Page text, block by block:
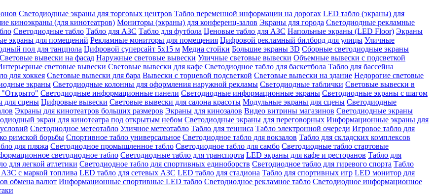
Светодиодные экраны для торговых центров Табло переменной информации на дорогах LED табло (экраны) для
киноэкраны (для кинотеатров) Мониторы (экраны) для конференц-залов Экраны для города Светодиодные рекламные
Светодиодные табло Табло для АЗС Табло для футбола Ценовые табло для АЗС Напольные экраны (LED Floor) Экраны
экраны для помещений Рекламные мониторы для помещения Цифровой рекламный билборд для улицы Уличные
пол для танцпола Цифровой суперсайт 5х15 м Медиа стойки Большие экраны 3D Сборные светодиодные экраны
Световые вывески на фасад Наружные световые вывески Уличные световые вывески Объемные вывески с подсветкой
световые вывески Световые вывески для кафе Светодиодное табло для баскетбола Табло для бассейна
для хоккея Световые вывески для бара Вывески с торцевой подсветкой Световые вывески на здание Недорогие световые
экраны Светодиодные колонны для оформления наружной рекламы Светодиодные таблички Световые вывески в
"Открыто" Светодиодные информационные панели Светодиодные информационные экраны Светодиодные экраны с шагом
для сцены Цифровые вывески Световые вывески для салона красоты Модульные экраны для сцены Светодиодные
Экраны для кинотеатров больших размеров Экраны для кинозалов Видео витрины магазинов Светодиодные экраны
экран для кинотеатра под открытым небом Светодиодные экраны для переговорных Информационные экраны для
Светодиодное метеотабло Уличное метеотабло Табло для тенниса Табло электронной очереди Игровое табло для
римской борьбы Спортивное табло универсальное Светодиодное табло для вокзалов Табло для складских комплексов
для пляжа Светодиодное промышленное табло Светодиодное табло для самбо Светодиодные табло стартовые
светодиодное табло Светодиодные табло для транспорта LED экраны для кафе и ресторанов Табло для
для легкой атлетики Светодиодное табло для спортивных единоборств Светодиодное табло для гиревого спорта Табло
с маркой топлива LED табло для сетевых АЗС LED табло для стадиона Табло для спортивных игр LED монитор для
обмена валют Информационные спортивные LED табло Светодиодное рекламное табло Светодиодное информационное